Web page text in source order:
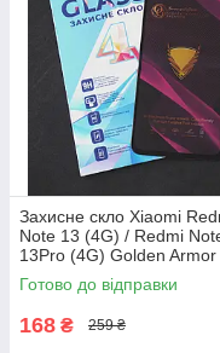
Захисне скло Xiaomi
Note 13 (4G) / Redmi
13Pro (4G) Golden Armor
Curve Black 4you
Готово до відправки
168 ₴ 259 ₴